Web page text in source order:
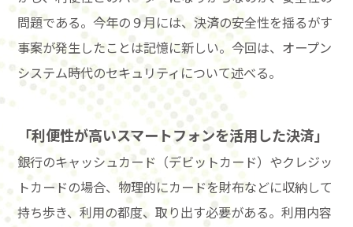
問題である。今年の９月には、決済の安全性を揺るがす
事案が発生したことは記憶に新しい。今回は、オープン
システム時代のセキュリティについて述べる。
「利便性が高いスマートフォンを活用した決済」
銀行のキャッシュカード（デビットカード）やクレジッ
トカードの場合、物理的にカードを財布などに収納して
持ち歩き、利用の都度、取り出す必要がある。利用内容